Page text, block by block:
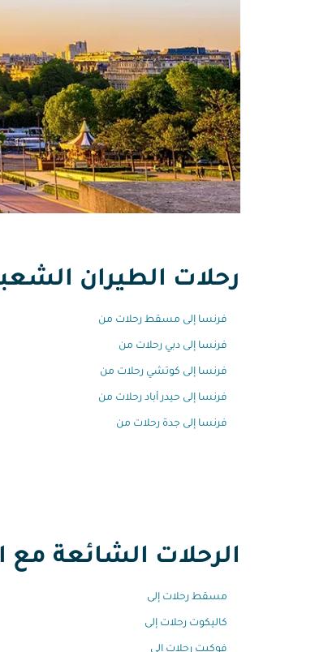
رحلات الطيران
فرنسا إلى مسقط رحلات من
فرنسا إلى دبي رحلات من
فرنسا إلى كوتشي رحلات من
فرنسا إلى حيدر أباد رحلات من
فرنسا إلى جدة رحلات من
الرحلات الشائعة مع
مسقط رحلات إلى
كاليكوت رحلات إلى
فوكيت رحلات إلى